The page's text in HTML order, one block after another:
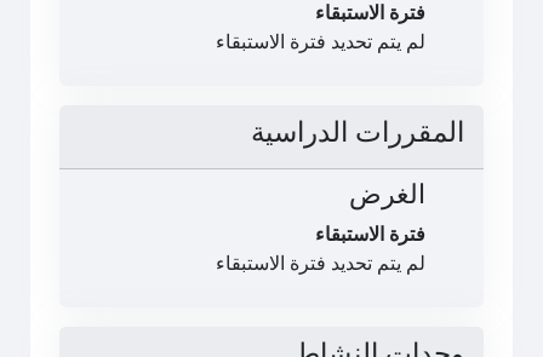
فترة الاستبقاء
لم يتم تحديد فترة الاستبقاء
المقررات الدراسية
الغرض
فترة الاستبقاء
لم يتم تحديد فترة الاستبقاء